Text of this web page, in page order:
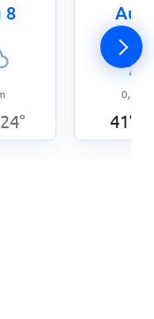
8
24°
Aug
0,3
41°